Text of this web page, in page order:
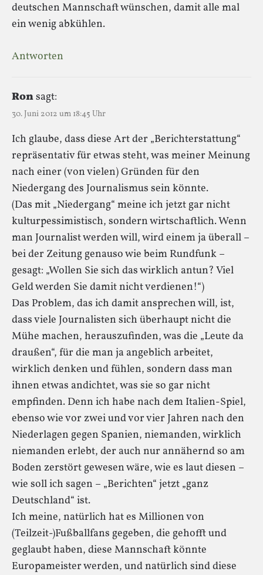
deutschen Mannschaft wünschen, damit alle mal
ein wenig abkühlen.
Antworten
Ronsagt:
30. Juni 2012 um 18:45 Uhr
Ich glaube, dass diese Art der „Berichterstattung“
repräsentativ für etwas steht, was meiner Meinung
nach einer (von vielen) Gründen für den
Niedergang des Journalismus sein könnte.
(Das mit „Niedergang“ meine ich jetzt gar nicht
kulturpessimistisch, sondern wirtschaftlich. Wenn
man Journalist werden will, wird einem ja überall –
bei der Zeitung genauso wie beim Rundfunk –
gesagt: „Wollen Sie sich das wirklich antun? Viel
Geld werden Sie damit nicht verdienen!“)
Das Problem, das ich damit ansprechen will, ist,
dass viele Journalisten sich überhaupt nicht die
Mühe machen, herauszufinden, was die „Leute da
draußen“, für die man ja angeblich arbeitet,
wirklich denken und fühlen, sondern dass man
ihnen etwas andichtet, was sie so gar nicht
empfinden. Denn ich habe nach dem Italien-Spiel,
ebenso wie vor zwei und vor vier Jahren nach den
Niederlagen gegen Spanien, niemanden, wirklich
niemanden erlebt, der auch nur annähernd so am
Boden zerstört gewesen wäre, wie es laut diesen –
wie soll ich sagen – „Berichten“ jetzt „ganz
Deutschland“ ist.
Ich meine, natürlich hat es Millionen von
(Teilzeit-)Fußballfans gegeben, die gehofft und
geglaubt haben, diese Mannschaft könnte
Europameister werden, und natürlich sind diese